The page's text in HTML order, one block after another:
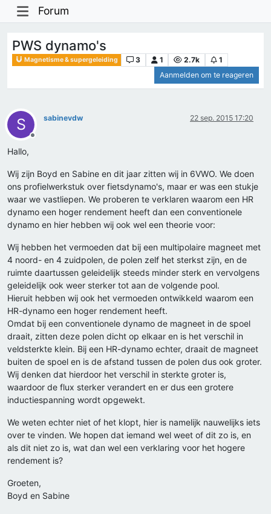
Forum
PWS dynamo's
Magnetisme & supergeleiding 3 1 2.7k
1
Aanmelden om te reageren
S
Offline
sabinevdw 22 sep. 2015 17:20
Hallo,
Wij zijn Boyd en Sabine en dit jaar zitten wij in 6VWO. We doen
ons profielwerkstuk over fietsdynamo's, maar er was een stukje
waar we vastliepen. We proberen te verklaren waarom een HR
dynamo een hoger rendement heeft dan een conventionele
dynamo en hier hebben wij ook wel een theorie voor:
Wij hebben het vermoeden dat bij een multipolaire magneet met
4 noord- en 4 zuidpolen, de polen zelf het sterkst zijn, en de
ruimte daartussen geleidelijk steeds minder sterk en vervolgens
geleidelijk ook weer sterker tot aan de volgende pool.
Hieruit hebben wij ook het vermoeden ontwikkeld waarom een
HR-dynamo een hoger rendement heeft.
Omdat bij een conventionele dynamo de magneet in de spoel
draait, zitten deze polen dicht op elkaar en is het verschil in
veldsterkte klein. Bij een HR-dynamo echter, draait de magneet
buiten de spoel en is de afstand tussen de polen dus ook groter.
Wij denken dat hierdoor het verschil in sterkte groter is,
waardoor de flux sterker verandert en er dus een grotere
inductiespanning wordt opgewekt.
We weten echter niet of het klopt, hier is namelijk nauwelijks iets
over te vinden. We hopen dat iemand wel weet of dit zo is, en
als dit niet zo is, wat dan wel een verklaring voor het hogere
rendement is?
Groeten,
Boyd en Sabine